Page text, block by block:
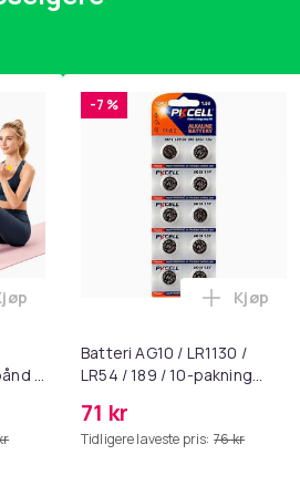
-
Magetrener, 6-rørs fotpedal
-7 %
Batteri AG10 / LR1130 /
LR54 / 189 / 10-pakning
71 kr
Tidligere laveste pris: 76 kr
Legg
Kjøp